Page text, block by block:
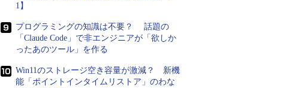
1】
プログラミングの知識は不要？ 話題の
「Claude Code」で非エンジニアが「欲しか
ったあのツール」を作る
Win11のストレージ空き容量が激減？ 新機
能「ポイントインタイムリストア」のわな